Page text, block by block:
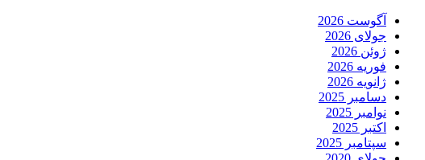
آگوست 2026
جولای 2026
ژوئن 2026
فوریه 2026
ژانویه 2026
دسامبر 2025
نوامبر 2025
اکتبر 2025
سپتامبر 2025